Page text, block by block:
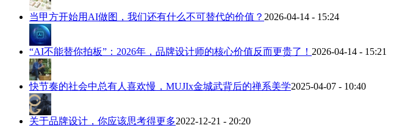
当甲方开始用AI做图，我们还有什么不可替代的价值？ 2026-04-14 - 15:24
“AI不能替你拍板”：2026年，品牌设计师的核心价值反而更贵了！ 2026-04-14 - 15:21
快节奏的社会中总有人喜欢慢，MUJIx金城武背后的禅系美学2025-04-07 - 10:40
关于品牌设计，你应该思考得更多2022-12-21 - 20:20